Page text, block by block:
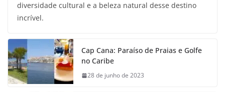
diversidade cultural e a beleza natural desse destino
incrível.
Cap Cana: Paraíso de Praias e Golfe
no Caribe
28 de junho de 2023